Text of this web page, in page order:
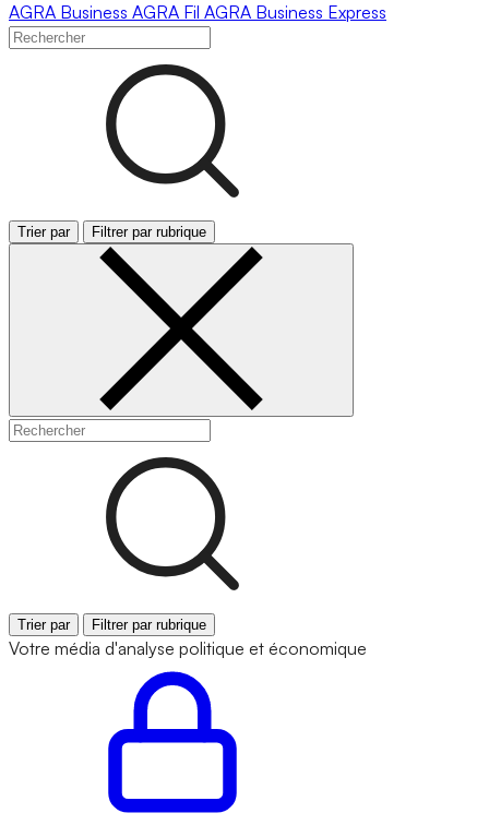
AGRA Business AGRA Fil AGRA Business Express
Trier par Filtrer par rubrique
Trier par Filtrer par rubrique
Votre média d'analyse politique et économique